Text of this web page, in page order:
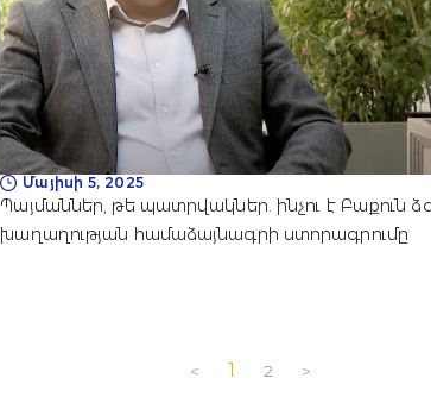
Մայիսի 5, 2025
Պայմաններ, թե պատրվակներ. ինչու է Բաքուն
խաղաղության համաձայնագրի ստորագրումը
< 1 2 >